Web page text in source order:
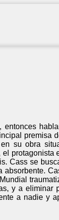
premisa
su obra
Cass se
y a
a nadie y